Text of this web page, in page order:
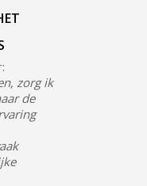
zorg ik
de